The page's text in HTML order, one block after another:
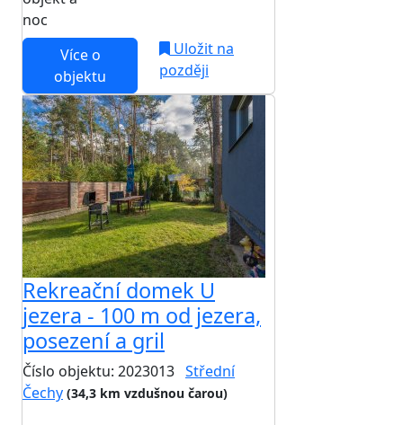
noc
Více o
objektu
Uložit na
později
Rekreační domek U
jezera - 100 m od jezera,
posezení a gril
Číslo objektu: 2023013 Střední
Čechy (34,3 km vzdušnou čarou)